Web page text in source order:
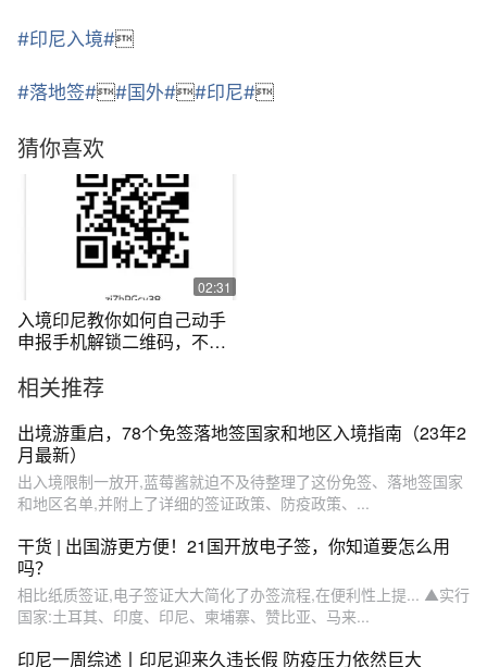
#印尼入境#
#落地签##国外##印尼#
猜你喜欢
02:31
入境印尼教你如何自己动手
申报手机解锁二维码，不懂
相关推荐
出境游重启，78个免签落地签国家和地区入境指南（23年2
月最新）
出入境限制一放开,蓝莓酱就迫不及待整理了这份免签、落地签国家
和地区名单,并附上了详细的签证政策、防疫政策、...
干货 | 出国游更方便！21国开放电子签，你知道要怎么用
吗？
相比纸质签证,电子签证大大简化了办签流程,在便利性上提... ▲实行
国家:土耳其、印度、印尼、柬埔寨、赞比亚、马来...
​印尼一周综述丨印尼迎来久违长假 防疫压力依然巨大